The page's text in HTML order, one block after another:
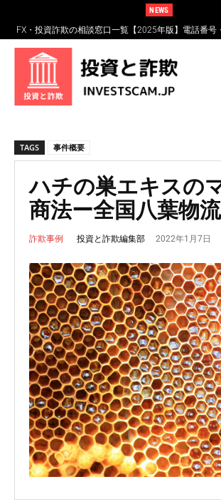
NEWS
FX・投資詐欺の相談窓口一覧【2025年版】電話番号
完全ガイド
TAGS 事件概要
ハチの巣エキスの
商法ー全国八葉物
詐欺事例 投資と詐欺編集部 2022年1月7日